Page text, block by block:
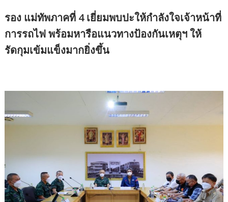
รอง แม่ทัพภาคที่ 4 เยี่ยมพบปะให้กำลังใจเจ้าหน้าที่
การรถไฟ พร้อมหารือแนวทางป้องกันเหตุฯ ให้
รัดกุมเข้มแข็งมากยิ่งขึ้น